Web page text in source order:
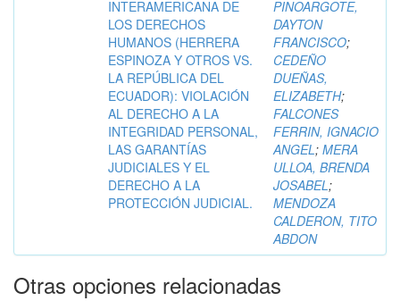
INTERAMERICANA DE
LOS DERECHOS
HUMANOS (HERRERA
ESPINOZA Y OTROS VS.
LA REPÚBLICA DEL
ECUADOR): VIOLACIÓN
AL DERECHO A LA
INTEGRIDAD PERSONAL,
LAS GARANTÍAS
JUDICIALES Y EL
DERECHO A LA
PROTECCIÓN JUDICIAL.
PINOARGOTE,
DAYTON
FRANCISCO;
CEDEÑO
DUEÑAS,
ELIZABETH;
FALCONES
FERRIN, IGNACIO
ANGEL; MERA
ULLOA, BRENDA
JOSABEL;
MENDOZA
CALDERON, TITO
ABDON
Otras opciones relacionadas